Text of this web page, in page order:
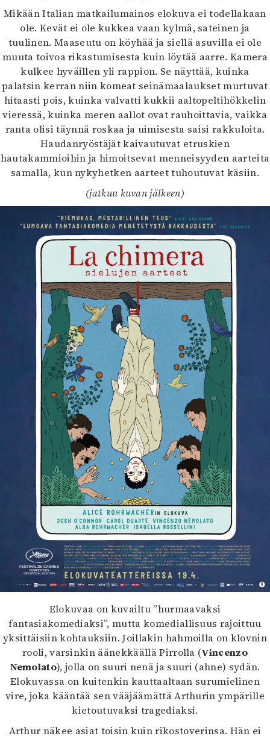
Mikään Italian matkailumainos elokuva ei todellakaan
ole. Kevät ei ole kukkea vaan kylmä, sateinen ja
tuulinen. Maaseutu on köyhää ja siellä asuvilla ei ole
muuta toivoa rikastumisesta kuin löytää aarre. Kamera
kulkee hyväillen yli rappion. Se näyttää, kuinka
palatsin kerran niin komeat seinämaalaukset murtuvat
hitaasti pois, kuinka valvatti kukkii aaltopeltihökkelin
vieressä, kuinka meren aallot ovat rauhoittavia, vaikka
ranta olisi täynnä roskaa ja uimisesta saisi rakkuloita.
Haudanryöstäjät kaivautuvat etruskien
hautakammioihin ja himoitsevat menneisyyden aarteita
samalla, kun nykyhetken aarteet tuhoutuvat käsiin.
(jatkuu kuvan jälkeen)
Elokuvaa on kuvailtu ”hurmaavaksi
fantasiakomediaksi”, mutta komediallisuus rajoittuu
yksittäisiin kohtauksiin. Joillakin hahmoilla on klovnin
rooli, varsinkin äänekkäällä Pirrolla (Vincenzo
Nemolato), jolla on suuri nenä ja suuri (ahne) sydän.
Elokuvassa on kuitenkin kauttaaltaan surumielinen
vire, joka kääntää sen vääjäämättä Arthurin ympärille
kietoutuvaksi tragediaksi.
Arthur näkee asiat toisin kuin rikostoverinsa. Hän ei